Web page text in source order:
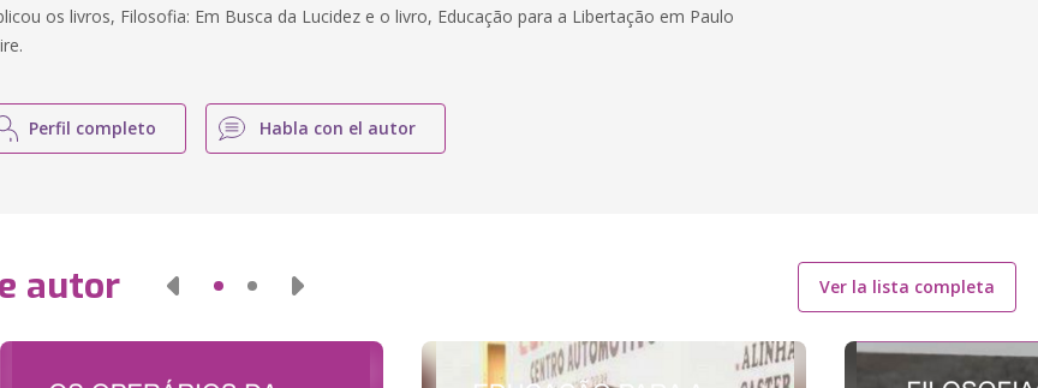
os livros, Filosofia: Em Busca da Lucidez e o livro, Educação para a Libertação em Paulo
Perfil completo Habla con el autor
autor Ver la lista completa